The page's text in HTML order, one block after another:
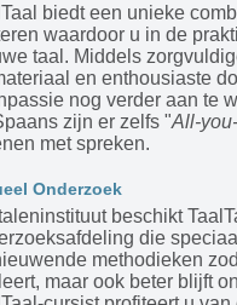
biedt een unieke
waardoor u in de
taal. Middels
en enthousiaste
nog verder aan te
zijn er zelfs "All-
met spreken.
Onderzoek
beschikt
die
methodieken
maar ook beter blijft